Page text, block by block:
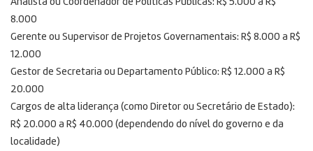
Analista ou Coordenador de Políticas Públicas: R$ 5.000 a R$
8.000
Gerente ou Supervisor de Projetos Governamentais: R$ 8.000 a R$
12.000
Gestor de Secretaria ou Departamento Público: R$ 12.000 a R$
20.000
Cargos de alta liderança (como Diretor ou Secretário de Estado):
R$ 20.000 a R$ 40.000 (dependendo do nível do governo e da
localidade)